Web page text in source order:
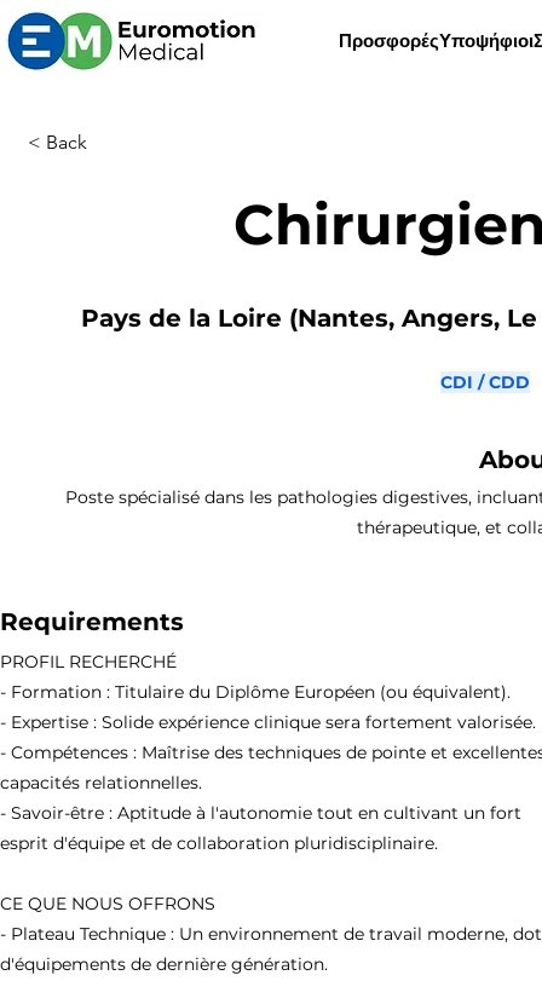
ΠροσφορέςΥποψήφιοι
< Back
Pays de la Loire (Nantes, Angers,
CDI / CDD
Poste spécialisé dans les pathologies digestives,
thérapeutique, et
Requirements
PROFIL RECHERCHÉ
- Formation : Titulaire du Diplôme Européen (ou équivalent).
- Expertise : Solide expérience clinique sera fortement valorisée.
- Compétences : Maîtrise des techniques de pointe et
capacités relationnelles.
- Savoir-être : Aptitude à l'autonomie tout en cultivant un fort
esprit d'équipe et de collaboration pluridisciplinaire.
CE QUE NOUS OFFRONS
- Plateau Technique : Un environnement de travail moderne,
d'équipements de dernière génération.